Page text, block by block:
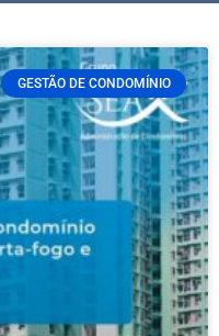
GESTÃO DE CONDOMÍNIO